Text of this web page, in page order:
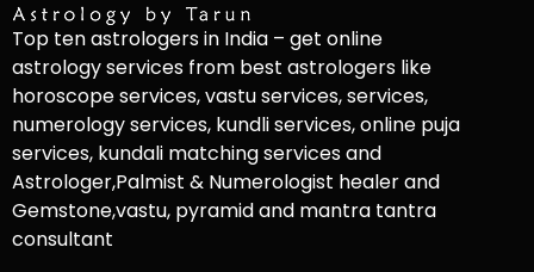
Top ten astrologers in India – get online
astrology services from best astrologers like
horoscope services, vastu services, services,
numerology services, kundli services, online puja
services, kundali matching services and
Astrologer,Palmist & Numerologist healer and
Gemstone,vastu, pyramid and mantra tantra
consultant